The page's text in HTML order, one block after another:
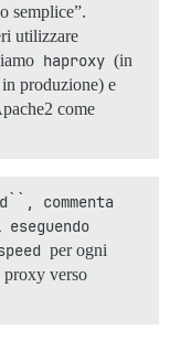
semplice”.
utilizzare
haproxy (in
produzione) e
come
commenta
per ogni
proxy verso